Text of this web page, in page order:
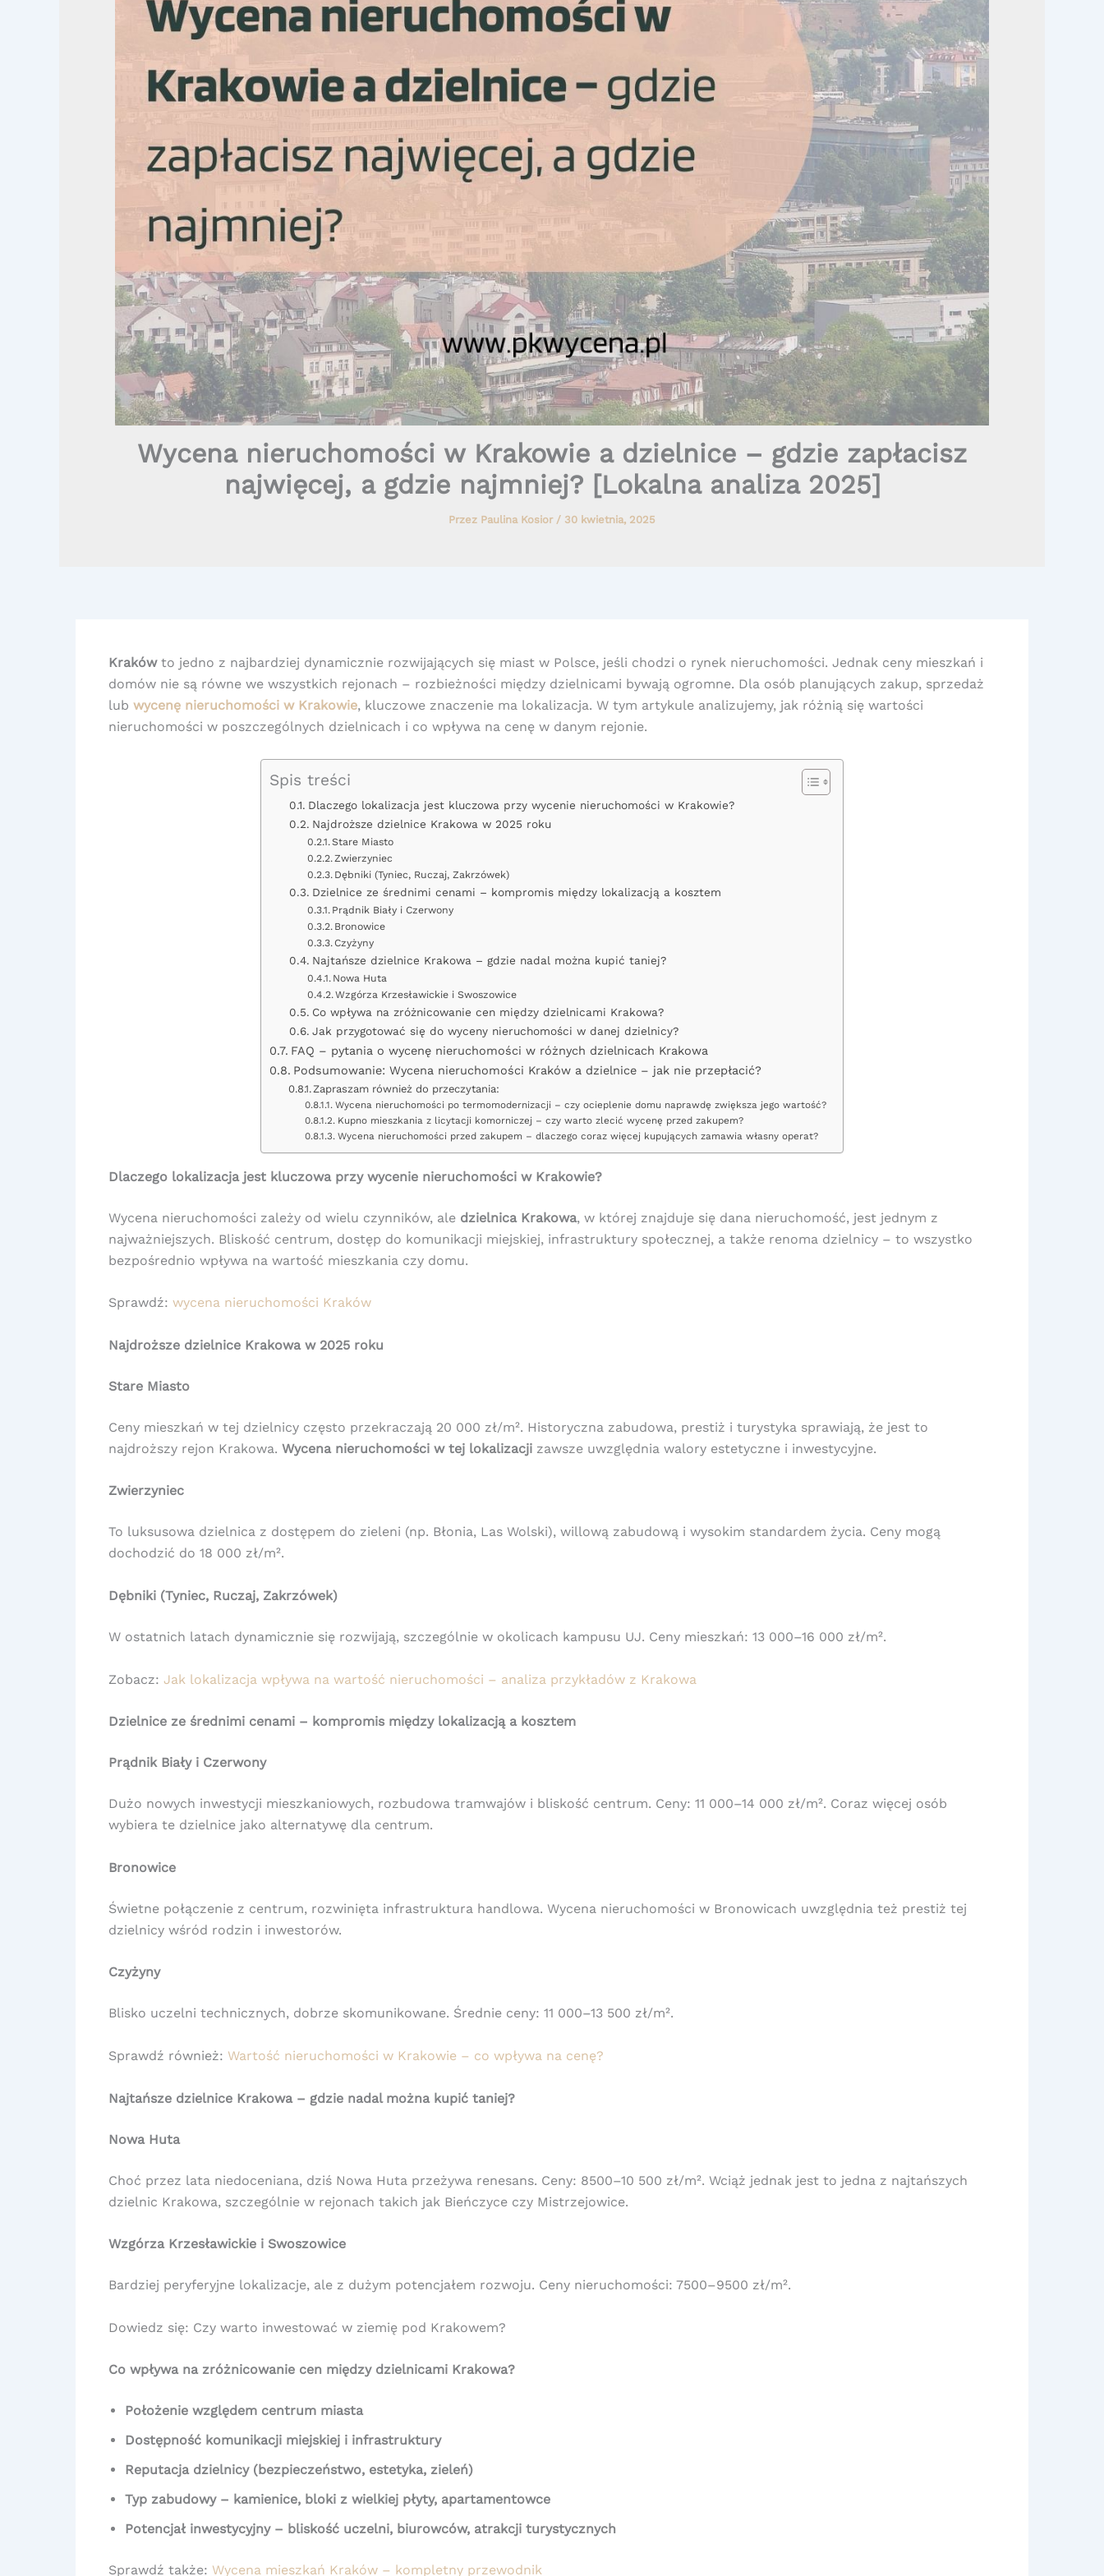
Wycena nieruchomości w Krakowie a dzielnice – gdzie zapłacisz
najwięcej, a gdzie najmniej? [Lokalna analiza 2025]
Przez Paulina Kosior / 30 kwietnia, 2025
Krakówto jedno z najbardziej dynamicznie rozwijających się miast w Polsce, jeśli chodzi o rynek nieruchomości. Jednak ceny mieszkań i
domów nie są równe we wszystkich rejonach – rozbieżności między dzielnicami bywają ogromne. Dla osób planujących zakup, sprzedaż
lub wycenę nieruchomości w Krakowie, kluczowe znaczenie ma lokalizacja. W tym artykule analizujemy, jak różnią się wartości
nieruchomości w poszczególnych dzielnicach i co wpływa na cenę w danym rejonie.
Spis treści
Dlaczego lokalizacja jest kluczowa przy wycenie nieruchomości w Krakowie?
Najdroższe dzielnice Krakowa w 2025 roku
Stare Miasto
Zwierzyniec
Dębniki (Tyniec, Ruczaj, Zakrzówek)
Dzielnice ze średnimi cenami – kompromis między lokalizacją a kosztem
Prądnik Biały i Czerwony
Bronowice
Czyżyny
Najtańsze dzielnice Krakowa – gdzie nadal można kupić taniej?
Nowa Huta
Wzgórza Krzesławickie i Swoszowice
Co wpływa na zróżnicowanie cen między dzielnicami Krakowa?
Jak przygotować się do wyceny nieruchomości w danej dzielnicy?
FAQ – pytania o wycenę nieruchomości w różnych dzielnicach Krakowa
Podsumowanie: Wycena nieruchomości Kraków a dzielnice – jak nie przepłacić?
Zapraszam również do przeczytania:
Wycena nieruchomości po termomodernizacji – czy ocieplenie domu naprawdę zwiększa jego wartość?
Kupno mieszkania z licytacji komorniczej – czy warto zlecić wycenę przed zakupem?
Wycena nieruchomości przed zakupem – dlaczego coraz więcej kupujących zamawia własny operat?
Dlaczego lokalizacja jest kluczowa przy wycenie nieruchomości w Krakowie?
Wycena nieruchomości zależy od wielu czynników, ale dzielnica Krakowa, w której znajduje się dana nieruchomość, jest jednym z
najważniejszych. Bliskość centrum, dostęp do komunikacji miejskiej, infrastruktury społecznej, a także renoma dzielnicy – to wszystko
bezpośrednio wpływa na wartość mieszkania czy domu.
Sprawdź: wycena nieruchomości Kraków
Najdroższe dzielnice Krakowa w 2025 roku
Stare Miasto
Ceny mieszkań w tej dzielnicy często przekraczają 20 000 zł/m². Historyczna zabudowa, prestiż i turystyka sprawiają, że jest to
najdroższy rejon Krakowa. Wycena nieruchomości w tej lokalizacji zawsze uwzględnia walory estetyczne i inwestycyjne.
Zwierzyniec
To luksusowa dzielnica z dostępem do zieleni (np. Błonia, Las Wolski), willową zabudową i wysokim standardem życia. Ceny mogą
dochodzić do 18 000 zł/m².
Dębniki (Tyniec, Ruczaj, Zakrzówek)
W ostatnich latach dynamicznie się rozwijają, szczególnie w okolicach kampusu UJ. Ceny mieszkań: 13 000–16 000 zł/m².
Zobacz: Jak lokalizacja wpływa na wartość nieruchomości – analiza przykładów z Krakowa
Dzielnice ze średnimi cenami – kompromis między lokalizacją a kosztem
Prądnik Biały i Czerwony
Dużo nowych inwestycji mieszkaniowych, rozbudowa tramwajów i bliskość centrum. Ceny: 11 000–14 000 zł/m². Coraz więcej osób
wybiera te dzielnice jako alternatywę dla centrum.
Bronowice
Świetne połączenie z centrum, rozwinięta infrastruktura handlowa. Wycena nieruchomości w Bronowicach uwzględnia też prestiż tej
dzielnicy wśród rodzin i inwestorów.
Czyżyny
Blisko uczelni technicznych, dobrze skomunikowane. Średnie ceny: 11 000–13 500 zł/m².
Sprawdź również: Wartość nieruchomości w Krakowie – co wpływa na cenę?
Najtańsze dzielnice Krakowa – gdzie nadal można kupić taniej?
Nowa Huta
Choć przez lata niedoceniana, dziś Nowa Huta przeżywa renesans. Ceny: 8500–10 500 zł/m². Wciąż jednak jest to jedna z najtańszych
dzielnic Krakowa, szczególnie w rejonach takich jak Bieńczyce czy Mistrzejowice.
Wzgórza Krzesławickie i Swoszowice
Bardziej peryferyjne lokalizacje, ale z dużym potencjałem rozwoju. Ceny nieruchomości: 7500–9500 zł/m².
Dowiedz się: Czy warto inwestować w ziemię pod Krakowem?
Co wpływa na zróżnicowanie cen między dzielnicami Krakowa?
Położenie względem centrum miasta
Dostępność komunikacji miejskiej i infrastruktury
Reputacja dzielnicy (bezpieczeństwo, estetyka, zieleń)
Typ zabudowy – kamienice, bloki z wielkiej płyty, apartamentowce
Potencjał inwestycyjny – bliskość uczelni, biurowców, atrakcji turystycznych
Sprawdź także: Wycena mieszkań Kraków – kompletny przewodnik